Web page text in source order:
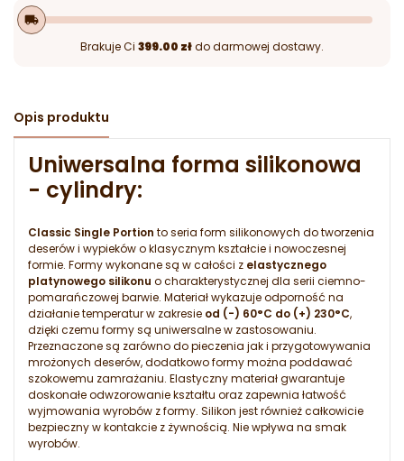
local_shipping
Brakuje Ci 399.00 złdo darmowej dostawy.
Opis produktu
Uniwersalna forma silikonowa
- cylindry:
Classic Single Portion to seria form silikonowych do tworzenia
deserów i wypieków o klasycznym kształcie i nowoczesnej
formie. Formy wykonane są w całości z elastycznego
platynowego silikonu o charakterystycznej dla serii ciemno-
pomarańczowej barwie. Materiał wykazuje odporność na
działanie temperatur w zakresie od (-) 60°C do (+) 230°C,
dzięki czemu formy są uniwersalne w zastosowaniu.
Przeznaczone są zarówno do pieczenia jak i przygotowywania
mrożonych deserów, dodatkowo formy można poddawać
szokowemu zamrażaniu. Elastyczny materiał gwarantuje
doskonałe odwzorowanie kształtu oraz zapewnia łatwość
wyjmowania wyrobów z formy. Silikon jest również całkowicie
bezpieczny w kontakcie z żywnością. Nie wpływa na smak
wyrobów.